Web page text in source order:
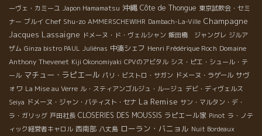
ーヴェ・カミーユ Japon Hamamatsu 沖縄 Côte de Thongue 東京試飲会・セミ
ナー ブルイ Chef Shu-zo AMMERSCHEWIHR Dambach-La-Ville Champagne
Jacques Lassaigne ドメーヌ・ド・ヴェルシャン 飯田橋 ジャングレ ジルア
ザム Ginza bistro PAUL Juliénas 中湊シェフ Henri Frédérique Roch Domaine
Anthony Thevenet Kiji Okonomiyaki CPVのアビタル シス・ピエ・シュール・テ
ール マチュー・ラピエール パリ・ビストロ・サガン ドメーヌ・ラゲール サヴ
ォワ La Mise au Verre ル・スティアンゴルジュ・ルージュ デビ・ディヴェルス
Seiya ドメーヌ・ジャン・バティスト・セナ La Remise サン・マルタン・デ・
ラ・ガリッグ 戸田社長 CLOSERIES DES MOUSSIS ラピエール家 Pinot ラ・ノテ
ィック経営者キャロル 西南部 八丈島 ローラン・バニョル Nuit Bordeaux